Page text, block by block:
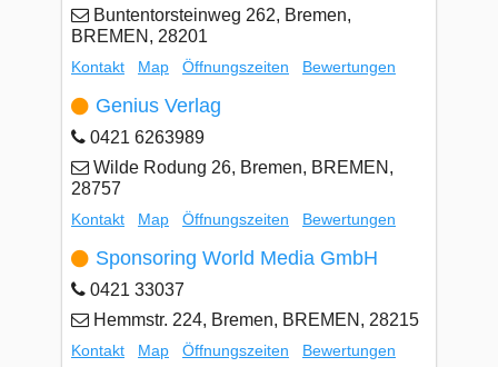
Buntentorsteinweg 262, Bremen,
BREMEN, 28201
Kontakt Map Öffnungszeiten Bewertungen
Genius Verlag
0421 6263989
Wilde Rodung 26, Bremen, BREMEN,
28757
Kontakt Map Öffnungszeiten Bewertungen
Sponsoring World Media GmbH
0421 33037
Hemmstr. 224, Bremen, BREMEN, 28215
Kontakt Map Öffnungszeiten Bewertungen